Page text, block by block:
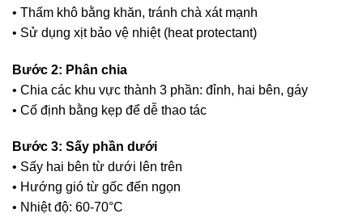
• Thấm khô bằng khăn, tránh chà xát mạnh
• Sử dụng xịt bảo vệ nhiệt (heat protectant)
Bước 2: Phân chia
• Chia các khu vực thành 3 phần: đỉnh, hai bên, gáy
• Cố định bằng kẹp để dễ thao tác
Bước 3: Sấy phần dưới
• Sấy hai bên từ dưới lên trên
• Hướng gió từ gốc đến ngọn
• Nhiệt độ: 60-70°C